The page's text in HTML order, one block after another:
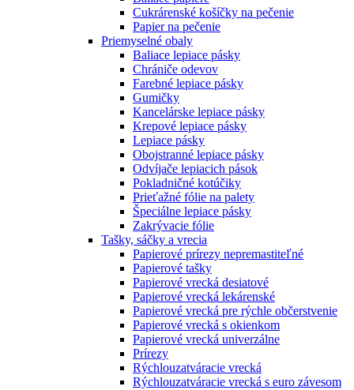
Cukrárenské košíčky na pečenie
Papier na pečenie
Priemyselné obaly
Baliace lepiace pásky
Chrániče odevov
Farebné lepiace pásky
Gumičky
Kancelárske lepiace pásky
Krepové lepiace pásky
Lepiace pásky
Obojstranné lepiace pásky
Odvíjače lepiacich pások
Pokladničné kotúčiky
Prieťažné fólie na palety
Špeciálne lepiace pásky
Zakrývacie fólie
Tašky, sáčky a vrecia
Papierové prírezy nepremastiteľné
Papierové tašky
Papierové vrecká desiatové
Papierové vrecká lekárenské
Papierové vrecká pre rýchle občerstvenie
Papierové vrecká s okienkom
Papierové vrecká univerzálne
Prírezy
Rýchlouzatváracie vrecká
Rýchlouzatváracie vrecká s euro závesom